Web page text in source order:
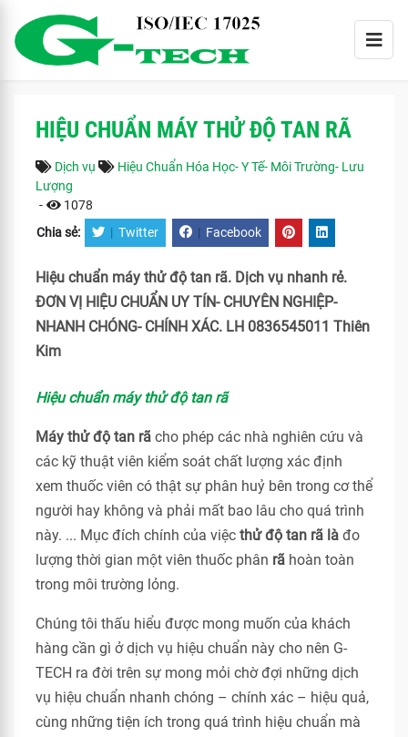
HIỆU CHUẨN MÁY THỬ ĐỘ TAN RÃ
Dịch vụ
Hiệu Chuẩn Hóa Học- Y Tế- Môi Trường- Lưu
Lượng
-
1078
Chia sẻ: | Twitter | Facebook
Hiệu chuẩn máy thử độ tan rã. Dịch vụ nhanh rẻ.
ĐƠN VỊ HIỆU CHUẨN UY TÍN- CHUYÊN NGHIỆP-
NHANH CHÓNG- CHÍNH XÁC. LH 0836545011 Thiên
Kim
Hiệu chuẩn máy thử độ tan rã
Máy thử độ tan rã cho phép các nhà nghiên cứu và
các kỹ thuật viên kiểm soát chất lượng xác định
xem thuốc viên có thật sự phân huỷ bên trong cơ thể
người hay không và phải mất bao lâu cho quá trình
này. ... Mục đích chính của việc thử độ tan rã là đo
lượng thời gian một viên thuốc phân rã hoàn toàn
trong môi trường lỏng.
Chúng tôi thấu hiểu được mong muốn của khách
hàng cần gì ở dịch vụ hiệu chuẩn này cho nên G-
TECH ra đời trên sự mong mỏi chờ đợi những dịch
vụ hiệu chuẩn nhanh chóng – chính xác – hiệu quả,
cùng những tiện ích trong quá trình hiệu chuẩn mà